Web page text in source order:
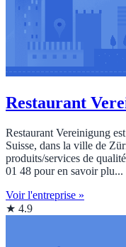
Restaurant
Restaurant Vereinigung
Suisse, dans la ville de
produits/services de
01 48 pour en savoir plu...
Voir l'entreprise »
★ 4.9